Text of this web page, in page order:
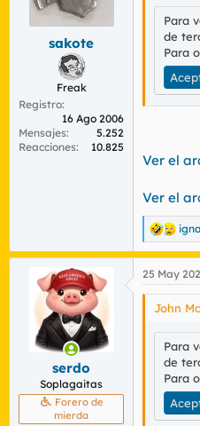
n
sakote
Freak
Registro
16 Ago 2006
Mensajes
5.252
Reacciones
10.825
Para
de
Para
Ver el
Ver el
R
e
a
c
c
n
serdo
Soplagaitas
Forero de
mierda
25 May
John
Para
de
Para